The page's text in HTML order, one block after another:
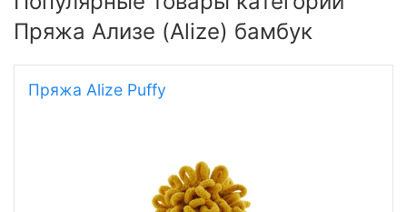
Пряжа Ализе (Alize) бамбук
Пряжа Alize Puffy